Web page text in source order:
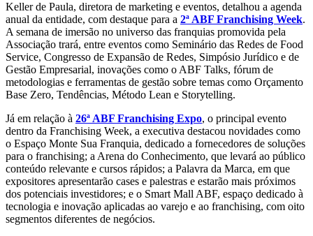
Keller de Paula, diretora de marketing e eventos, detalhou a agenda
anual da entidade, com destaque para a 2ª ABF Franchising Week.
A semana de imersão no universo das franquias promovida pela
Associação trará, entre eventos como Seminário das Redes de Food
Service, Congresso de Expansão de Redes, Simpósio Jurídico e de
Gestão Empresarial, inovações como o ABF Talks, fórum de
metodologias e ferramentas de gestão sobre temas como Orçamento
Base Zero, Tendências, Método Lean e Storytelling.
Já em relação à 26ª ABF Franchising Expo, o principal evento
dentro da Franchising Week, a executiva destacou novidades como
o Espaço Monte Sua Franquia, dedicado a fornecedores de soluções
para o franchising; a Arena do Conhecimento, que levará ao público
conteúdo relevante e cursos rápidos; a Palavra da Marca, em que
expositores apresentarão cases e palestras e estarão mais próximos
dos potenciais investidores; e o Smart Mall ABF, espaço dedicado à
tecnologia e inovação aplicadas ao varejo e ao franchising, com oito
segmentos diferentes de negócios.